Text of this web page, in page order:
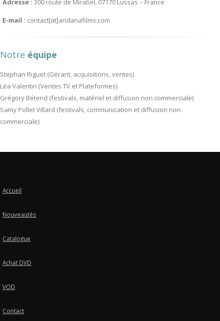
Adresse : 300 route de Mirabel, 07170 Lussas – France
E-mail : contact[at]andanafilms.com
Notre équipe
Stephan Riguet (Gérant, acquisitions, ventes)
Léa Valentin (Ventes TV et Plateformes)
Grégory Bétend (festivals, matériel et diffusion non commerciale)
Samy Pollet Villard (festivals, communication et diffusion non
commerciale)
Accueil
Nouveautés
Catalogue
Achat DVD
VOD
Contact